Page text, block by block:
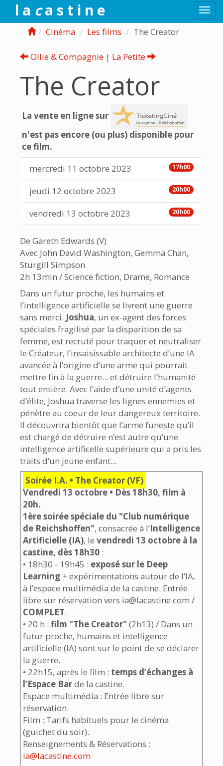
l a ca s t i n e
Cinéma Les films The Creator
Ollie & Compagnie | La Petite
The Creator
La vente en ligne sur
n'est pas encore (ou plus) disponible pour
ce film.
17h00
mercredi 11 octobre 2023
20h00
jeudi 12 octobre 2023
20h00
vendredi 13 octobre 2023
De Gareth Edwards (V)
Avec John David Washington, Gemma Chan,
Sturgill Simpson
2h 13min / Science fiction, Drame, Romance
Dans un futur proche, les humains et
l’intelligence artificielle se livrent une guerre
sans merci. Joshua, un ex-agent des forces
spéciales fragilisé par la disparition de sa
femme, est recruté pour traquer et neutraliser
le Créateur, l’insaisissable architecte d’une IA
avancée à l’origine d’une arme qui pourrait
mettre fin à la guerre... et détruire l’humanité
tout entière. Avec l’aide d’une unité d’agents
d’élite, Joshua traverse les lignes ennemies et
pénètre au coeur de leur dangereux territoire.
Il découvrira bientôt que l’arme funeste qu’il
est chargé de détruire n’est autre qu’une
intelligence artificelle supérieure qui a pris les
traits d’un jeune enfant...
Soirée I.A. • The Creator (VF)
Vendredi 13 octobre • Dès 18h30, film à
20h.
1ère soirée spéciale du "Club numérique
de Reichshoffen", consacrée à l’Intelligence
Artificielle (IA), le vendredi 13 octobre à la
castine, dès 18h30 :
• 18h30 - 19h45 : exposé sur le Deep
Learning + expérimentations autour de l’IA,
à l’espace multimédia de la castine. Entrée
libre sur réservation vers ia@lacastine.com /
COMPLET.
• 20 h : film "The Creator" (2h13) / Dans un
futur proche, humains et intelligence
artificielle (IA) sont sur le point de se déclarer
la guerre.
• 22h15, après le film : temps d’échanges à
l’Espace Barde la castine.
Espace multimédia : Entrée libre sur
réservation.
Film : Tarifs habituels pour le cinéma
(guichet du soir).
Renseignements & Réservations :
ia@lacastine.com